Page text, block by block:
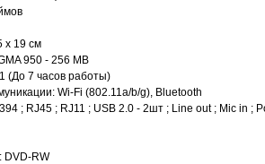
x 19 см
950 - 256 MB
(До 7 часов работы)
Wi-Fi (802.11a/b/g), Bluetooth
; RJ45 ; RJ11 ; USB 2.0 - 2шт ; Line out ; Mic in ;
DVD-RW